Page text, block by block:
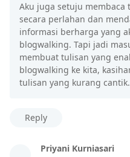
Aku juga setuju
secara perlahan dan
informasi berharga yang
blogwalking. Tapi jadi
membuat tulisan yang
blogwalking ke kita,
tulisan yang kurang cantik.
Reply
Priyani Kurniasari